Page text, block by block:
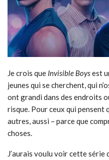
Je crois que Invisible Boysest
jeunes qui se cherchent, qui
ont grandi dans des endroits
risque. Pour ceux qui pensent
autres, aussi – parce que
choses.
J’aurais voulu voir cette série